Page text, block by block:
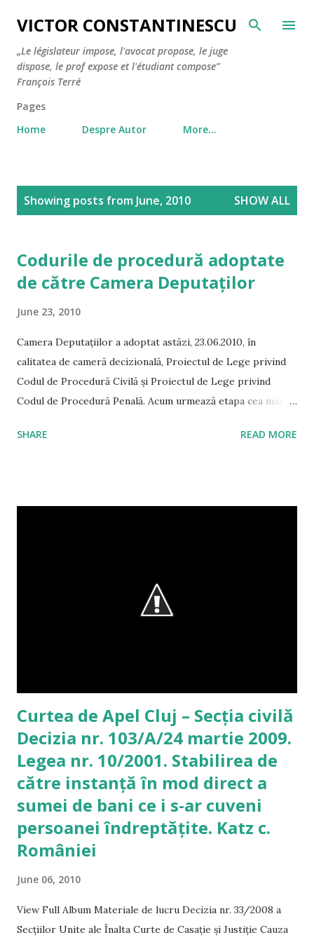
Skip to main content
VICTOR CONSTANTINESCU
„Le législateur impose, l'avocat propose, le juge
dispose, le prof expose et l'étudiant compose”
François Terré
Pages
Home
Despre Autor More…
Showing posts from June, 2010 SHOW ALL
Codurile de procedură adoptate
de către Camera Deputaților
June 23, 2010
Camera Deputațiilor a adoptat astăzi, 23.06.2010, în
calitatea de cameră decizională, Proiectul de Lege privind
Codul de Procedură Civilă și Proiectul de Lege privind
Codul de Procedură Penală. Acum urmează etapa cea mai
cele respinse de subcomisii pot fi descărcate aici: Codul de
SHARE READ MORE
Curtea de Apel Cluj – Secția civilă
Decizia nr. 103/A/24 martie 2009.
Legea nr. 10/2001. Stabilirea de
către instanță în mod direct a
sumei de bani ce i s-ar cuveni
persoanei îndreptățite. Katz c.
României
June 06, 2010
View Full Album Materiale de lucru Decizia nr. 33/2008 a
Secțiilor Unite ale Înalta Curte de Casație și Justiție Cauza